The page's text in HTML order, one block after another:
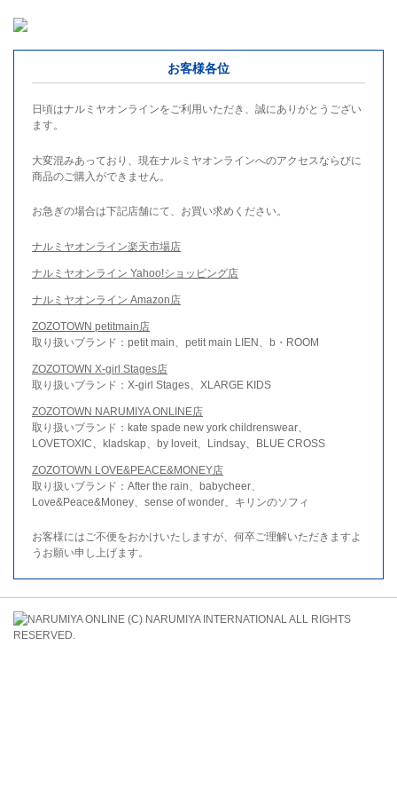
お客様各位
日頃はナルミヤオンラインをご利用いただき、誠にありがとうござい
ます。
大変混みあっており、現在ナルミヤオンラインへのアクセスならびに
商品のご購入ができません。
お急ぎの場合は下記店舗にて、お買い求めください。
ナルミヤオンライン楽天市場店
ナルミヤオンライン Yahoo!ショッピング店
ナルミヤオンライン Amazon店
ZOZOTOWN petitmain店
取り扱いブランド：petit main、petit main LIEN、b・ROOM
ZOZOTOWN X-girl Stages店
取り扱いブランド：X-girl Stages、XLARGE KIDS
ZOZOTOWN NARUMIYA ONLINE店
取り扱いブランド：kate spade new york childrenswear、
LOVETOXIC、kladskap、by loveit、Lindsay、BLUE CROSS
ZOZOTOWN LOVE&PEACE&MONEY店
取り扱いブランド：After the rain、babycheer、
Love&Peace&Money、sense of wonder、キリンのソフィ
お客様にはご不便をおかけいたしますが、何卒ご理解いただきますよ
うお願い申し上げます。